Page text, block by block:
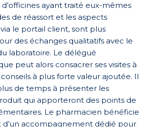
ayant traité eux-mêmes
de réassort et les aspects
le portail client, sont plus
des échanges qualitatifs avec le
laboratoire. Le délégué
peut alors consacrer ses visites à
à plus forte valeur ajoutée. Il
de temps à présenter les
qui apporteront des points de
Le pharmacien bénéficie
d’un accompagnement dédié pour